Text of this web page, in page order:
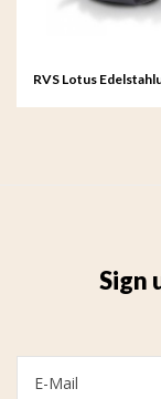
RVS Lotus
Sign